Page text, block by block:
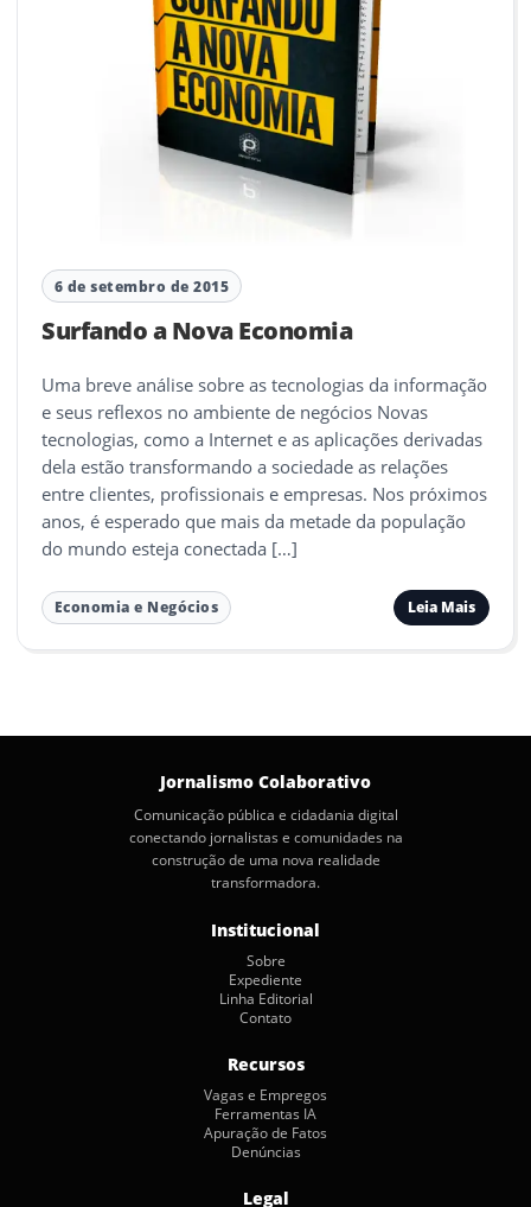
6 de setembro de 2015
Surfando a Nova Economia
Uma breve análise sobre as tecnologias da informação
e seus reflexos no ambiente de negócios Novas
tecnologias, como a Internet e as aplicações derivadas
dela estão transformando a sociedade as relações
entre clientes, profissionais e empresas. Nos próximos
anos, é esperado que mais da metade da população
do mundo esteja conectada […]
Economia e Negócios Leia Mais
Jornalismo Colaborativo
Comunicação pública e cidadania digital
conectando jornalistas e comunidades na
construção de uma nova realidade
transformadora.
Institucional
Sobre
Expediente
Linha Editorial
Contato
Recursos
Vagas e Empregos
Ferramentas IA
Apuração de Fatos
Denúncias
Legal